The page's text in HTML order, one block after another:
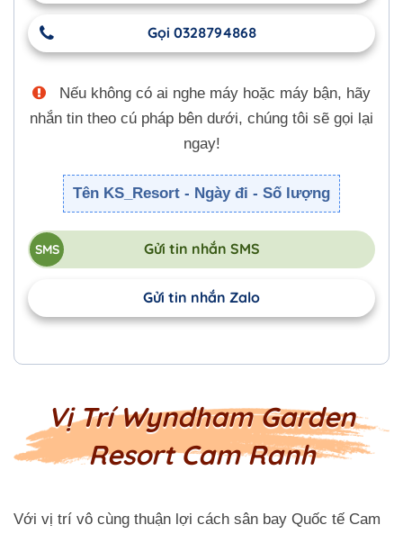
Gọi 0328794868
Nếu không có ai nghe máy hoặc máy bận, hãy
nhắn tin theo cú pháp bên dưới, chúng tôi sẽ gọi lại
ngay!
Tên KS_Resort - Ngày đi - Số lượng
Gửi tin nhắn SMS
Gửi tin nhắn Zalo
Vị Trí Wyndham Garden
Resort Cam Ranh
Với vị trí vô cùng thuận lợi cách sân bay Quốc tế Cam